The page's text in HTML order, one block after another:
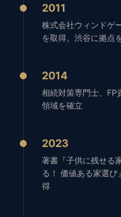
2011
株式会社ウィンドゲ
を取得。渋谷に拠点
2014
相続対策専門士、FP
領域を確立
2023
著書『子供に残せる
る！ 価値ある家選
得